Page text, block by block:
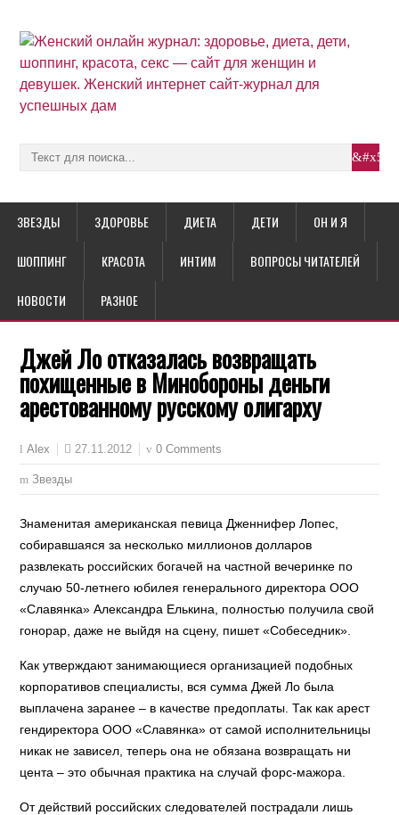
ЗВЕЗДЫ ЗДОРОВЬЕ ДИЕТА ДЕТИ ОН И Я
ШОППИНГ КРАСОТА ИНТИМ ВОПРОСЫ ЧИТАТЕЛЕЙ
НОВОСТИ РАЗНОЕ
Джей Ло отказалась возвращать
похищенные в Минобороны деньги
арестованному русскому олигарху
Alex 27.11.2012 0 Comments
Звезды
Знаменитая американская певица Дженнифер Лопес,
собиравшаяся за несколько миллионов долларов
развлекать российских богачей на частной вечеринке по
случаю 50-летнего юбилея генерального директора ООО
«Славянка» Александра Елькина, полностью получила свой
гонорар, даже не выйдя на сцену, пишет «Собеседник».
Как утверждают занимающиеся организацией подобных
корпоративов специалисты, вся сумма Джей Ло была
выплачена заранее – в качестве предоплаты. Так как арест
гендиректора ООО «Славянка» от самой исполнительницы
никак не зависел, теперь она не обязана возвращать ни
цента – это обычная практика на случай форс-мажора.
От действий российских следователей пострадали лишь